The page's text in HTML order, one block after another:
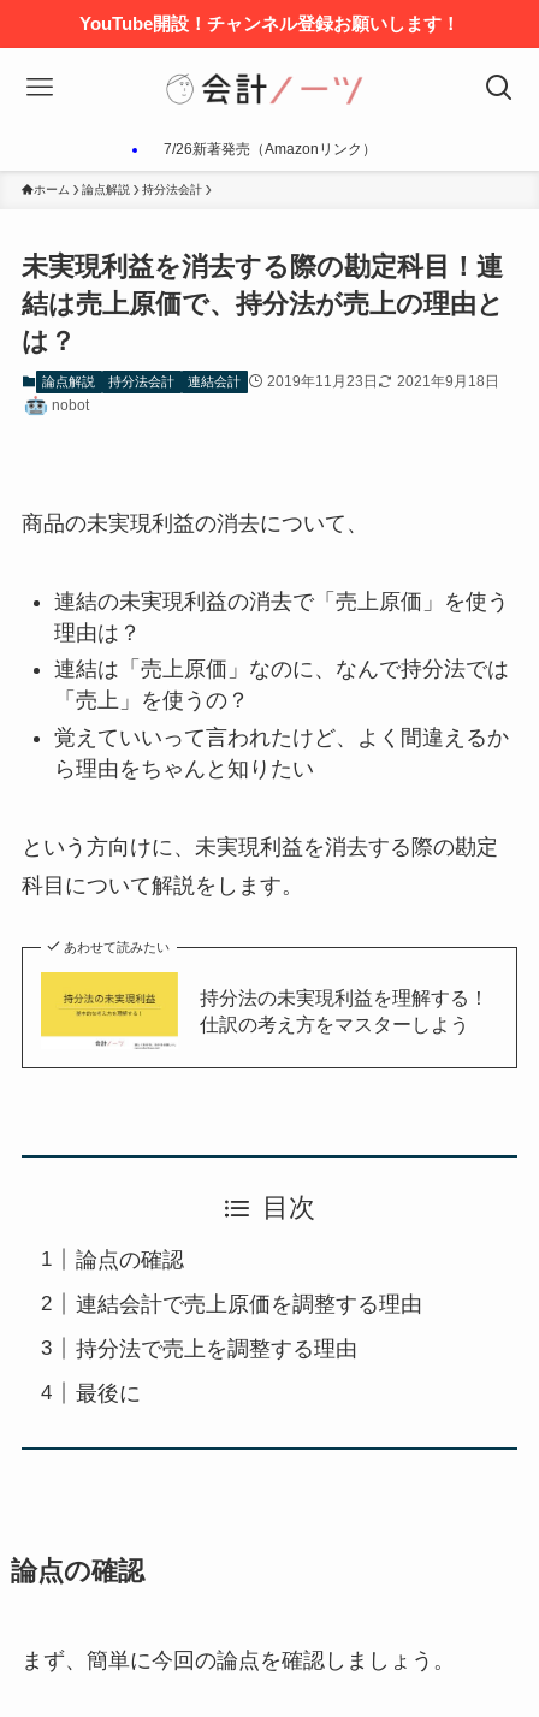
YouTube開設！チャンネル登録お願いします！
7/26新著発売（Amazonリンク）
ホーム 論点解説 持分法会計
未実現利益を消去する際の勘定科目！連
結は売上原価で、持分法が売上の理由と
は？
論点解説 持分法会計 連結会計 2019年11月23日
2021年9月18日
nobot
商品の未実現利益の消去について、
連結の未実現利益の消去で「売上原価」を使う
理由は？
連結は「売上原価」なのに、なんで持分法では
「売上」を使うの？
覚えていいって言われたけど、よく間違えるか
ら理由をちゃんと知りたい
という方向けに、未実現利益を消去する際の勘定
科目について解説をします。
あわせて読みたい
持分法の未実現利益を理解する！
仕訳の考え方をマスターしよう
目次
論点の確認
連結会計で売上原価を調整する理由
持分法で売上を調整する理由
最後に
論点の確認
まず、簡単に今回の論点を確認しましょう。